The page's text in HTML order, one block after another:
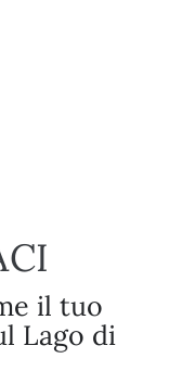
il tuo
Lago di